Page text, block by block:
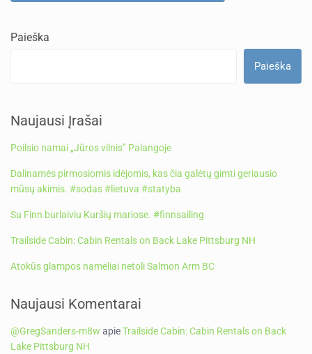
Paieška
Paieška
Naujausi Įrašai
Poilsio namai „Jūros vilnis” Palangoje
Dalinamės pirmosiomis idėjomis, kas čia galėtų gimti geriausio
mūsų akimis. #sodas #lietuva #statyba
Su Finn burlaiviu Kuršių mariose. #finnsailing
Trailside Cabin: Cabin Rentals on Back Lake Pittsburg NH
Atokūs glampos nameliai netoli Salmon Arm BC
Naujausi Komentarai
@GregSanders-m8w apieTrailside Cabin: Cabin Rentals on Back
Lake Pittsburg NH